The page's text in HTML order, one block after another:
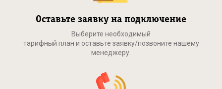
Оставьте заявку на подключение
Выберите необходимый
тарифный план и оставьте заявку/позвоните нашему
менеджеру.